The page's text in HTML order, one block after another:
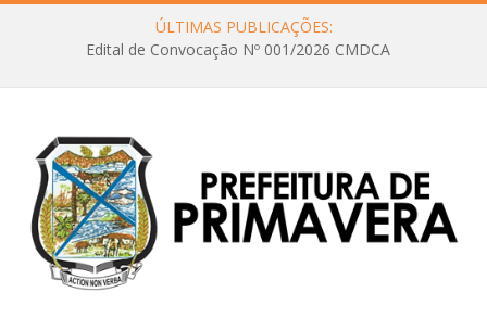
ÚLTIMAS PUBLICAÇÕES:
Edital de Convocação Nº 001/2026 CMDCA